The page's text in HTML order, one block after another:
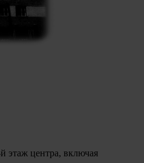
этаж центра, включая